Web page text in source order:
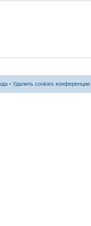
• Удалить cookies конференции